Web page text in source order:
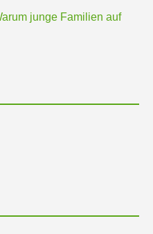
junge Familien auf